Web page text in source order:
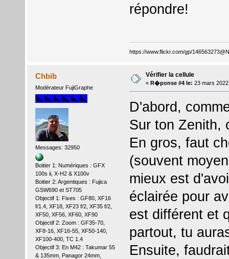
répondre!
https://www.flickr.com/gp/
Chbib
Modérateur FujiGraphe
Messages: 32950
Boitier 1: Numériques : GFX
100s ii, X-H2 & X100v
Boitier 2: Argentiques : Fujica
GSW690 et ST705
Objectif 1: Fixes : GF80, XF16
f/1.4, XF18, XF23 f/2, XF35 f/2,
XF50, XF56, XF60, XF90
Objectif 2: Zoom : GF35-70,
XF8-16, XF16-55, XF50-140,
XF100-400, TC 1.4
Objectif 3: En M42 : Takumar 55
& 135mm, Panagor 24mm,
Vérifier la cellule
« R�ponse #4 le: 23 mars
D'abord,
Sur ton Zenith,
En gros, faut
(souvent
mieux est
éclairée pour
est différent et
partout, tu
Ensuite,